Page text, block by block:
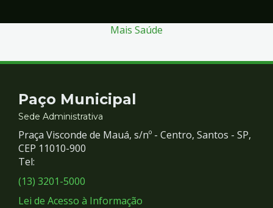
Mais Saúde
Contato
e
Redes
Sociais
Paço Municipal
Sede Administrativa
Praça Visconde de Mauá, s/nº - Centro, Santos - SP,
CEP 11010-900
Tel:
(13) 3201-5000
Lei de Acesso à Informação